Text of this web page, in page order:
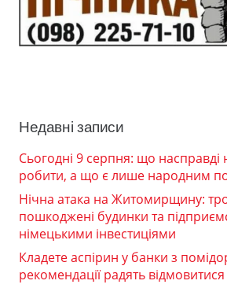
Недавні записи
Сьогодні 9 серпня: що
робити, а що є лише народним
Нічна атака на Житомирщину:
пошкоджені будинки та
німецькими інвестиціями
Кладете аспірин у банки з
рекомендації радять відмовитися